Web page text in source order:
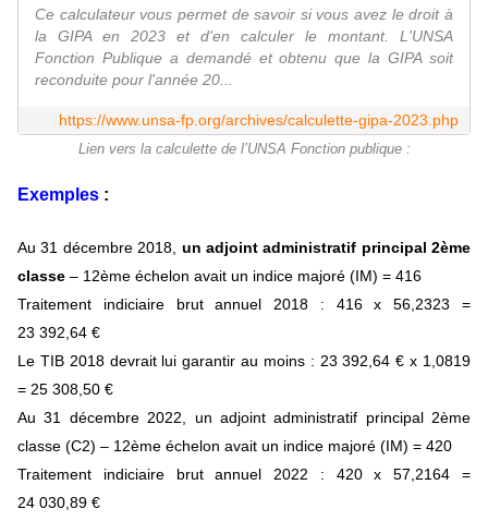
Ce calculateur vous permet de savoir si vous avez le droit à
la GIPA en 2023 et d'en calculer le montant. L'UNSA
Fonction Publique a demandé et obtenu que la GIPA soit
reconduite pour l'année 20...
https://www.unsa-fp.org/archives/calculette-gipa-2023.php
Lien vers la calculette de l’UNSA Fonction publique :
Exemples :
Au 31 décembre 2018, un adjoint administratif principal 2ème
classe – 12ème échelon avait un indice majoré (IM) = 416
Traitement indiciaire brut annuel 2018 : 416 x 56,2323 =
23 392,64 €
Le TIB 2018 devrait lui garantir au moins : 23 392,64 € x 1,0819
= 25 308,50 €
Au 31 décembre 2022, un adjoint administratif principal 2ème
classe (C2) – 12ème échelon avait un indice majoré (IM) = 420
Traitement indiciaire brut annuel 2022 : 420 x 57,2164 =
24 030,89 €